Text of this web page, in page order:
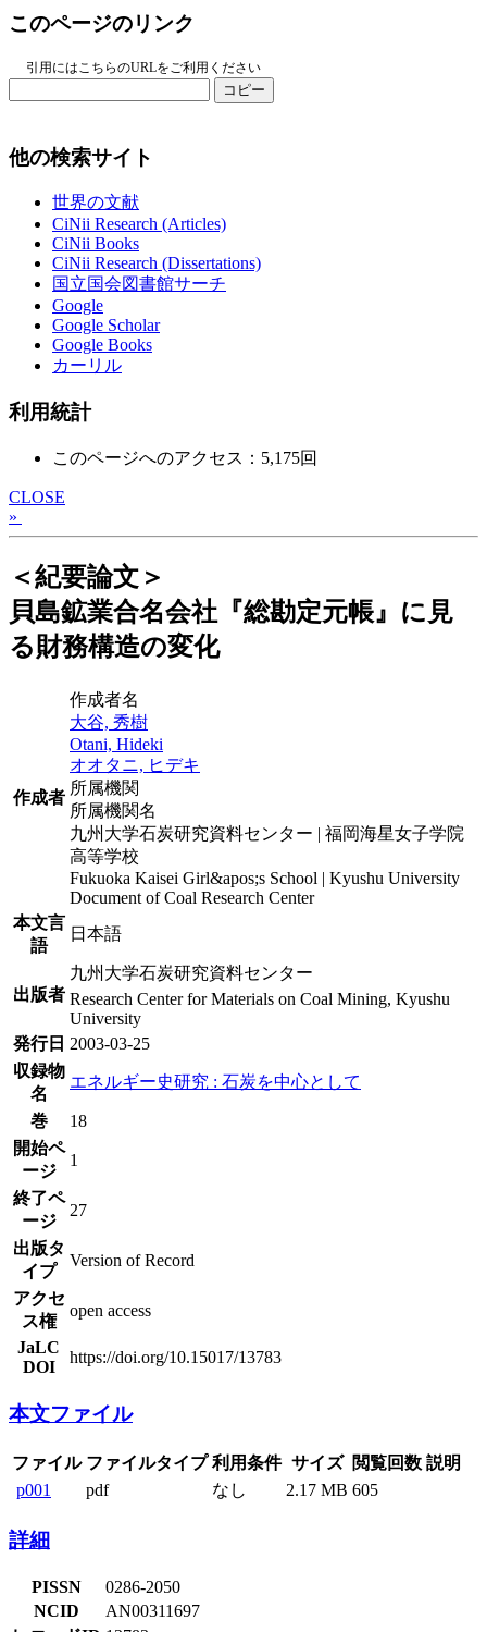
このページのリンク
引用にはこちらのURLをご利用ください
コピー
他の検索サイト
世界の文献
CiNii Research (Articles)
CiNii Books
CiNii Research (Dissertations)
国立国会図書館サーチ
Google
Google Scholar
Google Books
カーリル
利用統計
このページへのアクセス：5,175回
CLOSE
»
＜紀要論文＞
貝島鉱業合名会社『総勘定元帳』に見
る財務構造の変化
作成者
作成者名
大谷, 秀樹
Otani, Hideki
オオタニ, ヒデキ
所属機関
所属機関名
九州大学石炭研究資料センター | 福岡海星女子学院
高等学校
Fukuoka Kaisei Girl&apos;s School | Kyushu University
Document of Coal Research Center
本文言
語
日本語
出版者
九州大学石炭研究資料センター
Research Center for Materials on Coal Mining, Kyushu
University
発行日 2003-03-25
収録物
名
エネルギー史研究 : 石炭を中心として
巻
18
開始ペ
ージ
1
終了ペ
ージ
27
出版タ
イプ
Version of Record
アクセ
ス権
open access
JaLC
DOI
https://doi.org/10.15017/13783
本文ファイル
ファイル ファイルタイプ 利用条件 サイズ 閲覧回数 説明
p001
pdf なし 2.17 MB 605
詳細
PISSN
0286-2050
NCID
AN00311697